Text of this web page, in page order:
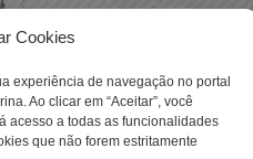
Cookies
experiência de navegação no portal
Ao clicar em “Aceitar”, você
acesso a todas as funcionalidades
que não forem estritamente